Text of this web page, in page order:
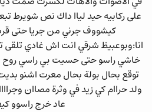
على ركابيه حيد لياا داك نص شويرط
كيشووف جرني من جريا حتى
انا:وبوعبيظ شرقي انت اش غادي تلقى
خاشي راسو حتى حسيت بي راسي
توقع بحال بولة بحال معرت اشنو
ولد حراام كي زيد في وثرة مصاان
عاد خرج راسوو